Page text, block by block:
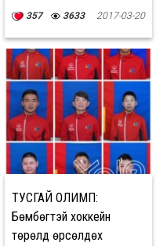
357 3633 2017-03-20
ТУСГАЙ ОЛИМП:
Бөмбөгтэй хоккейн
төрөлд өрсөлдөх